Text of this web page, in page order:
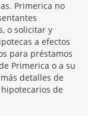
Primerica no
o solicitar y
a efectos
para préstamos
Primerica o a su
detalles de
de